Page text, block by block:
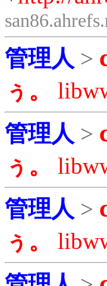
管理人 >
ぅ。
管理人 >
ぅ。
管理人 >
ぅ。